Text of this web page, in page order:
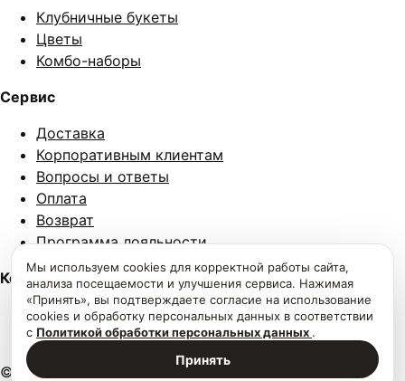
Клубничные букеты
Цветы
Комбо-наборы
Сервис
Доставка
Корпоративным клиентам
Вопросы и ответы
Оплата
Возврат
Программа лояльности
Компания
О нас
Контакты
© 2026. Разработали
lab-review.ru
Дарим скидку 250₽ за подписку на нашtelegram-канал ×
На сайте используются cookies. Продолжая пользоваться
сайтом, вы принимаете
условия обработки персональных
данных
×
Мы используем cookies для корректной работы сайта,
анализа посещаемости и улучшения сервиса. Нажимая
«Принять», вы подтверждаете согласие на использование
cookies и обработку персональных данных в соответствии
с Политикой обработки персональных данных .
Принять